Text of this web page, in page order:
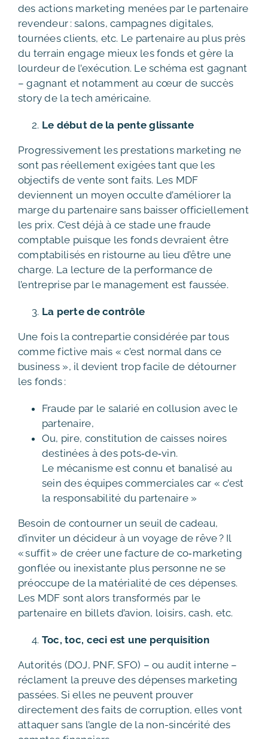
des actions marketing menées par le partenaire
revendeur : salons, campagnes digitales,
tournées clients, etc. Le partenaire au plus près
du terrain engage mieux les fonds et gère la
lourdeur de l’exécution. Le schéma est gagnant
– gagnant et notamment au cœur de succès
story de la tech américaine.
Le début de la pente glissante
Progressivement les prestations marketing ne
sont pas réellement exigées tant que les
objectifs de vente sont faits. Les MDF
deviennent un moyen occulte d’améliorer la
marge du partenaire sans baisser officiellement
les prix. C’est déjà à ce stade une fraude
comptable puisque les fonds devraient être
comptabilisés en ristourne au lieu d’être une
charge. La lecture de la performance de
l’entreprise par le management est faussée.
La perte de contrôle
Une fois la contrepartie considérée par tous
comme fictive mais « c’est normal dans ce
business », il devient trop facile de détourner
les fonds :
Fraude par le salarié en collusion avec le
partenaire,
Ou, pire, constitution de caisses noires
destinées à des pots‑de‑vin.
Le mécanisme est connu et banalisé au
sein des équipes commerciales car « c’est
la responsabilité du partenaire »
Besoin de contourner un seuil de cadeau,
d’inviter un décideur à un voyage de rêve ? Il
« suffit » de créer une facture de co‑marketing
gonflée ou inexistante plus personne ne se
préoccupe de la matérialité de ces dépenses.
Les MDF sont alors transformés par le
partenaire en billets d’avion, loisirs, cash, etc.
Toc, toc, ceci est une perquisition
Autorités (DOJ, PNF, SFO) – ou audit interne –
réclament la preuve des dépenses marketing
passées. Si elles ne peuvent prouver
directement des faits de corruption, elles vont
attaquer sans l’angle de la non-sincérité des